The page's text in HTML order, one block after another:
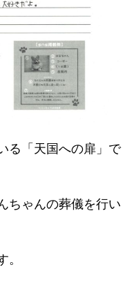
る「天国への扉」で
ちゃんの葬儀を行い